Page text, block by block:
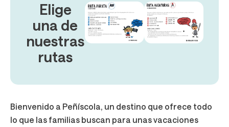
Elige
una de
nuestras
rutas
Bienvenido a Peñíscola, un destino que ofrece todo
lo que las familias buscan para unas vacaciones